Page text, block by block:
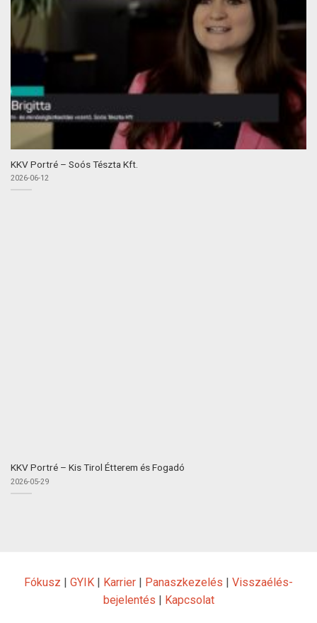
KKV Portré – Soós Tészta Kft.
2026-06-12
KKV Portré – Kis Tirol Étterem és Fogadó
2026-05-29
Fókusz | GYIK | Karrier | Panaszkezelés | Visszaélés-
bejelentés | Kapcsolat